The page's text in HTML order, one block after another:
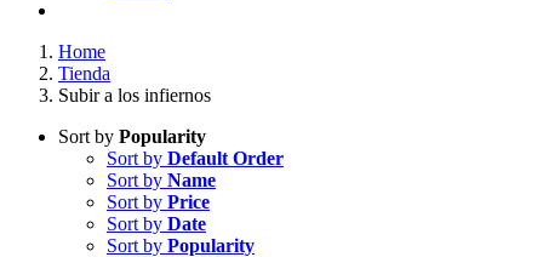
Home
Tienda
Subir a los infiernos
Sort by Popularity
Sort by Default Order
Sort by Name
Sort by Price
Sort by Date
Sort by Popularity